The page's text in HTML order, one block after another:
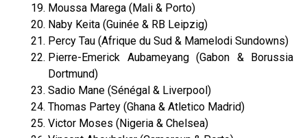
Moussa Marega (Mali & Porto)
Naby Keita (Guinée & RB Leipzig)
Percy Tau (Afrique du Sud & Mamelodi Sundowns)
Pierre-Emerick Aubameyang (Gabon & Borussia
Dortmund)
Sadio Mane (Sénégal & Liverpool)
Thomas Partey (Ghana & Atletico Madrid)
Victor Moses (Nigeria & Chelsea)